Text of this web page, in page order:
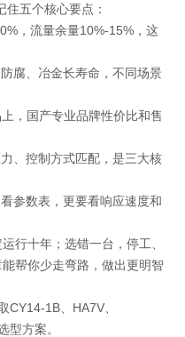
五个核心要点：
，流量余量10%-15%，这
腐、冶金长寿命，不同场景
，国产专业品牌性价比和售
、控制方式匹配，是三大核
参数表，更要看响应速度和
行十年；选错一台，停工、
帮你少走弯路，做出更明智
1B、HA7V、
型方案。